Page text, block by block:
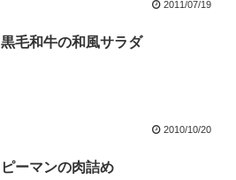
2011/07/19
黒毛和牛の和風サラダ
2010/10/20
ピーマンの肉詰め